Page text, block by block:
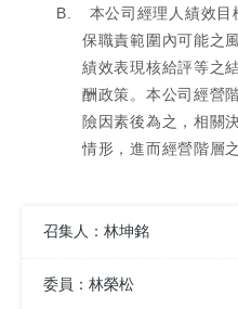
B.
本公司經理人績效
保職責範圍內可能之
績效表現核給評等之
酬政策。本公司經營
險因素後為之，相關
情形，進而經營階層
召集人：林坤銘
委員：林榮松